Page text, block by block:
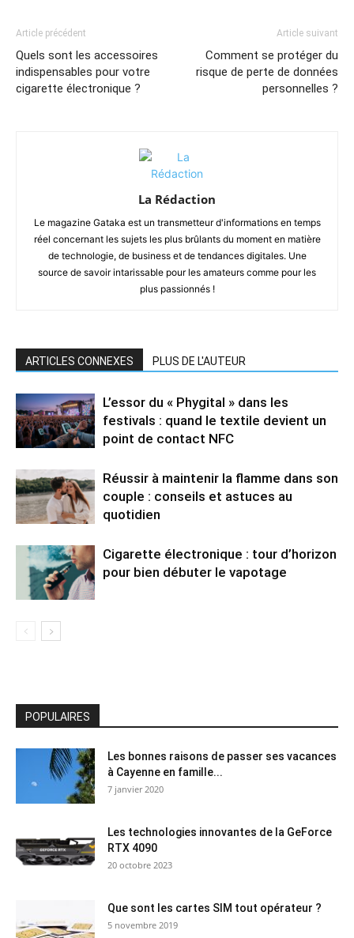
Article précédent
Quels sont les accessoires
indispensables pour votre
cigarette électronique ?
Article suivant
Comment se protéger du
risque de perte de données
personnelles ?
La Rédaction
Le magazine Gataka est un transmetteur d'informations en temps
réel concernant les sujets les plus brûlants du moment en matière
de technologie, de business et de tendances digitales. Une
source de savoir intarissable pour les amateurs comme pour les
plus passionnés !
ARTICLES CONNEXES PLUS DE L'AUTEUR
L’essor du « Phygital » dans les
festivals : quand le textile devient un
point de contact NFC
Réussir à maintenir la flamme dans son
couple : conseils et astuces au
quotidien
Cigarette électronique : tour d’horizon
pour bien débuter le vapotage
POPULAIRES
Les bonnes raisons de passer ses vacances
à Cayenne en famille...
7 janvier 2020
Les technologies innovantes de la GeForce
RTX 4090
20 octobre 2023
Que sont les cartes SIM tout opérateur ?
5 novembre 2019